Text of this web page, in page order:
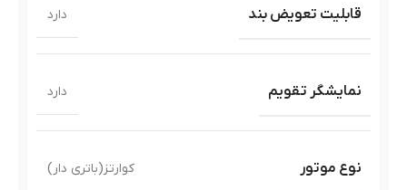
قابلیت تعویض بند دارد
نمایشگر تقویم دارد
نوع موتور کوارتز(باتری دار)